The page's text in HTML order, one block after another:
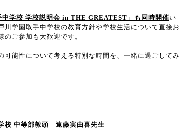
学校 学校説明会 in THE GREATEST」も同時開催い
川学園取手中学校の教育方針や学校生活について直接お
ご参加も大歓迎です。
能性について考える特別な時間を、一緒に過ごしてみ
校 中等部教頭 遠藤実由喜先生